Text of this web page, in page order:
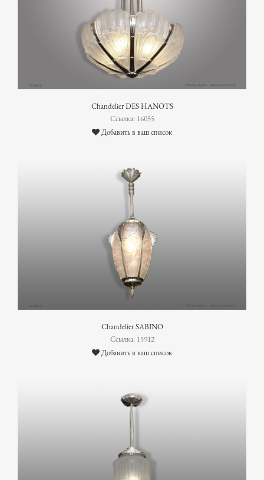
Chandelier DES HANOTS
Ссылка: 16055
Добавить в ваш список
Chandelier SABINO
Ссылка: 15912
Добавить в ваш список